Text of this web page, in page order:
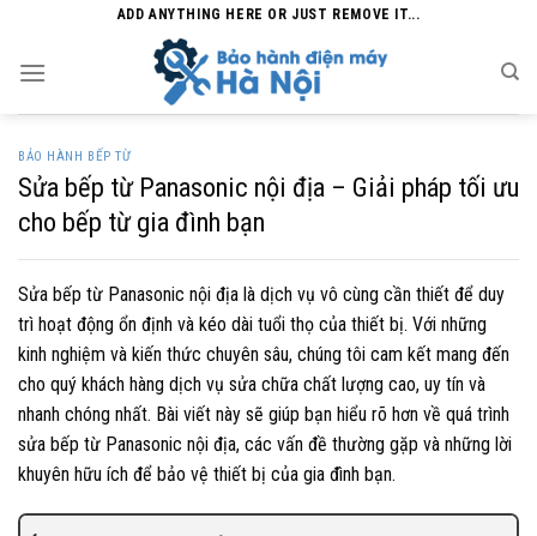
content
ADD ANYTHING HERE OR JUST REMOVE IT...
BẢO HÀNH BẾP TỪ
Sửa bếp từ Panasonic nội địa – Giải pháp tối ưu
cho bếp từ gia đình bạn
Sửa bếp từ Panasonic nội địa là dịch vụ vô cùng cần thiết để duy
trì hoạt động ổn định và kéo dài tuổi thọ của thiết bị. Với những
kinh nghiệm và kiến thức chuyên sâu, chúng tôi cam kết mang đến
cho quý khách hàng dịch vụ sửa chữa chất lượng cao, uy tín và
nhanh chóng nhất. Bài viết này sẽ giúp bạn hiểu rõ hơn về quá trình
sửa bếp từ Panasonic nội địa, các vấn đề thường gặp và những lời
khuyên hữu ích để bảo vệ thiết bị của gia đình bạn.